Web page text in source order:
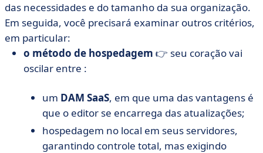
das necessidades e do tamanho da sua organização.
Em seguida, você precisará examinar outros critérios,
em particular:
o método de hospedagem 👉 seu coração vai
oscilar entre :
um DAM SaaS, em que uma das vantagens é
que o editor se encarrega das atualizações;
hospedagem no local em seus servidores,
garantindo controle total, mas exigindo